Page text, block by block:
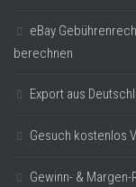
eBay
berechnen
Export aus
Gesuch kostenlos
Gewinn- &